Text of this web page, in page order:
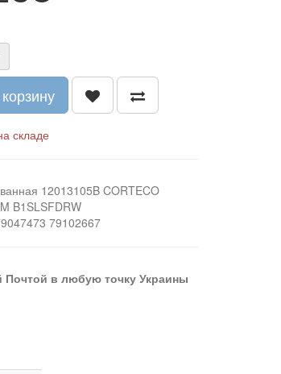
складе
12013105B CORTECO
B1SLSFDRW
79102667
Почтой в любую точку Украины